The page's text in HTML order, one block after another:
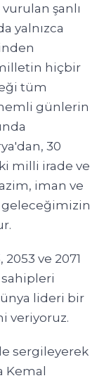
vurulan şanlı
yalnızca
hiçbir
tüm
günlerin
30
milli irade ve
iman ve
ve 2071
sahipleri
lideri bir
veriyoruz.
sergileyerek
Kemal